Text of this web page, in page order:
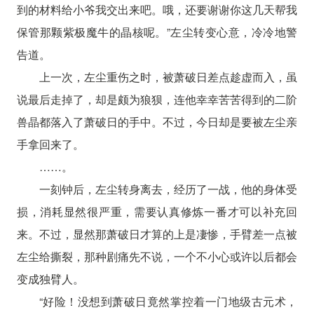
到的材料给小爷我交出来吧。哦，还要谢谢你这几天帮我
保管那颗紫极魔牛的晶核呢。”左尘转变心意，冷冷地警
告道。
上一次，左尘重伤之时，被萧破日差点趁虚而入，虽
说最后走掉了，却是颇为狼狈，连他幸幸苦苦得到的二阶
兽晶都落入了萧破日的手中。不过，今日却是要被左尘亲
手拿回来了。
……。
一刻钟后，左尘转身离去，经历了一战，他的身体受
损，消耗显然很严重，需要认真修炼一番才可以补充回
来。不过，显然那萧破日才算的上是凄惨，手臂差一点被
左尘给撕裂，那种剧痛先不说，一个不小心或许以后都会
变成独臂人。
“好险！没想到萧破日竟然掌控着一门地级古元术，